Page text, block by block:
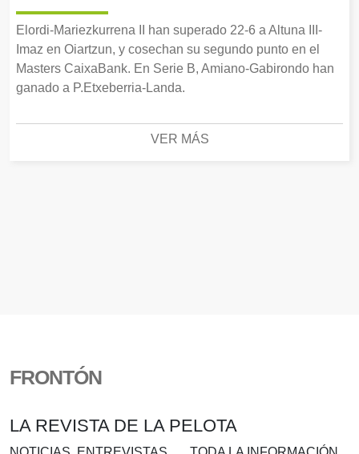
Elordi-Mariezkurrena II han superado 22-6 a Altuna III-
Imaz en Oiartzun, y cosechan su segundo punto en el
Masters CaixaBank. En Serie B, Amiano-Gabirondo han
ganado a P.Etxeberria-Landa.
VER MÁS
FRONTÓN
LA REVISTA DE LA PELOTA